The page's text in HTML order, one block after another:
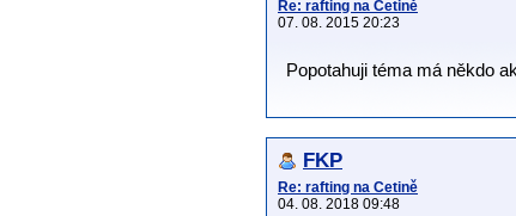
Re: rafting na Cetině
07. 08. 2015 20:23
Popotahuji téma má někdo
FKP
Re: rafting na Cetině
04. 08. 2018 09:48